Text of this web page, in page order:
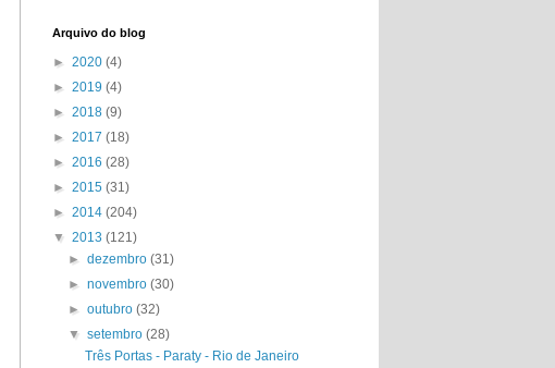
Arquivo do blog
► 2020 (4)
► 2019 (4)
► 2018 (9)
► 2017 (18)
► 2016 (28)
► 2015 (31)
► 2014 (204)
▼ 2013 (121)
►dezembro(31)
►novembro(30)
►outubro(32)
▼setembro(28)
Três Portas - Paraty - Rio de Janeiro